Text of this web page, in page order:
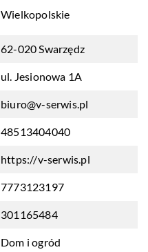
Wielkopolskie
62-020 Swarzędz
ul. Jesionowa 1A
biuro@v-serwis.pl
48513404040
https://v-serwis.pl
7773123197
301165484
Dom i ogród